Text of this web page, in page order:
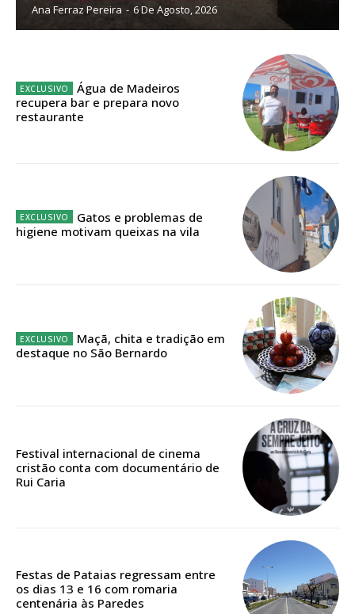
IMPRESSA
32
Edição em papel entregue à Quinta-feira em sua
casa
Escolha o plano
ASSINATURA
DIGITAL ANUAL
Acesso ao conteúdo online
Ana Ferraz Pereira - 6 De Agosto, 2026
Água de Madeiros
recupera bar e prepara novo
restaurante
Gatos e problemas de
higiene motivam queixas na vila
Maçã, chita e tradição em
destaque no São Bernardo
Festival internacional de cinema
cristão conta com documentário de
Rui Caria
Festas de Pataias regressam entre
os dias 13 e 16 com romaria
centenária às Paredes